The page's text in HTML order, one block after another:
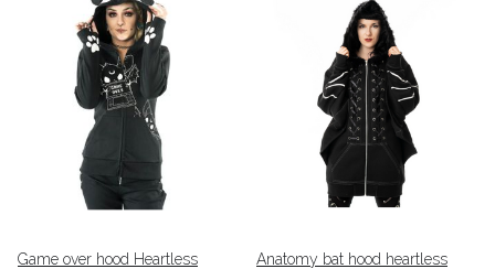
Game over hood Heartless Anatomy bat hood heartless